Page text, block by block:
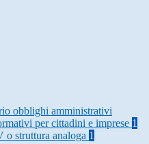
obblighi amministrativi
per cittadini e imprese 1
o struttura analoga 1